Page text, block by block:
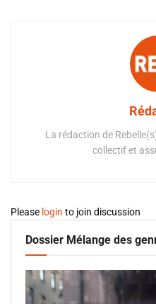
La rédaction de
collectif et
Please login to join discussion
Dossier Mélange des